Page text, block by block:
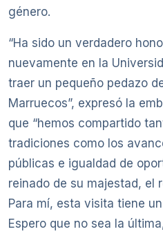
género.
“Ha sido un verdadero
nuevamente en la
traer un pequeño pedazo
Marruecos”, expresó la
que “hemos compartido
tradiciones como los
públicas e igualdad de
reinado de su majestad, el
Para mí, esta visita tiene
Espero que no sea la